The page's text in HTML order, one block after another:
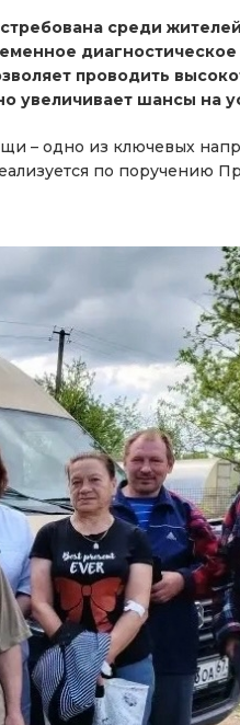
среди
проводить
увеличивает шансы на
– одно из ключевых
по поручению